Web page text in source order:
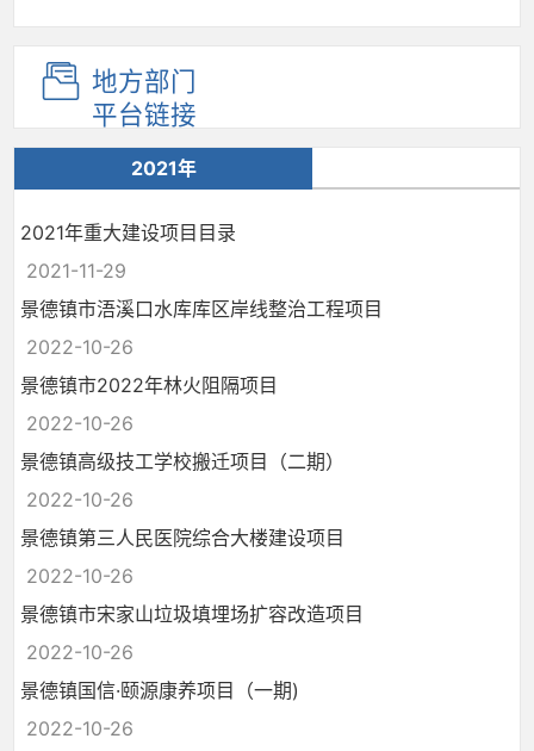
地方部门
平台链接
2021年
2021年重大建设项目目录
2021-11-29
景德镇市浯溪口水库库区岸线整治工程项目
2022-10-26
景德镇市2022年林火阻隔项目
2022-10-26
景德镇高级技工学校搬迁项目（二期）
2022-10-26
景德镇第三人民医院综合大楼建设项目
2022-10-26
景德镇市宋家山垃圾填埋场扩容改造项目
2022-10-26
景德镇国信·颐源康养项目（一期)
2022-10-26